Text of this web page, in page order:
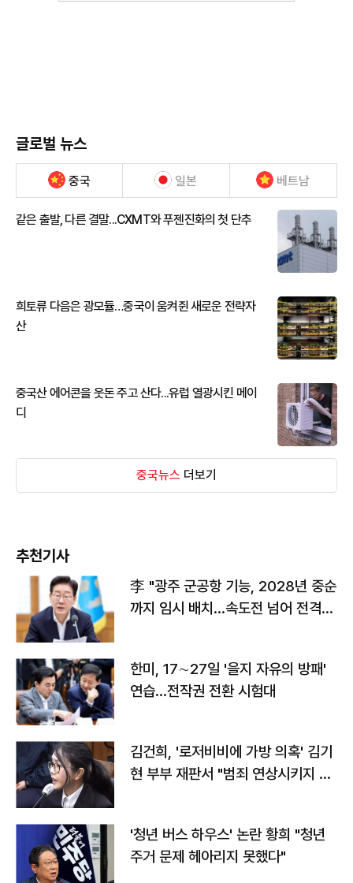
글로벌 뉴스
중국 일본 베트남
같은 출발, 다른 결말...CXMT와 푸젠진화의 첫 단추
희토류 다음은 광모듈…중국이 움켜쥔 새로운 전략자
산
중국산 에어콘을 웃돈 주고 산다...유럽 열광시킨 메이
디
중국뉴스 더보기
추천기사
李 "광주 군공항 기능, 2028년 중순
까지 임시 배치…속도전 넘어 전격
한미, 17∼27일 '을지 자유의 방패'
연습…전작권 전환 시험대
김건희, '로저비비에 가방 의혹' 김기
현 부부 재판서 "범죄 연상시키지 말
'청년 버스 하우스' 논란 황희 "청년
주거 문제 헤아리지 못했다"